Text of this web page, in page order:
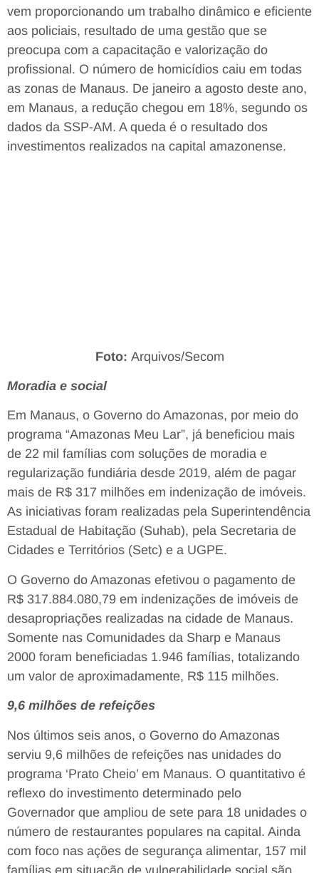
vem proporcionando um trabalho dinâmico e eficiente
aos policiais, resultado de uma gestão que se
preocupa com a capacitação e valorização do
profissional. O número de homicídios caiu em todas
as zonas de Manaus. De janeiro a agosto deste ano,
em Manaus, a redução chegou em 18%, segundo os
dados da SSP-AM. A queda é o resultado dos
investimentos realizados na capital amazonense.
Foto: Arquivos/Secom
Moradia e social
Em Manaus, o Governo do Amazonas, por meio do
programa “Amazonas Meu Lar”, já beneficiou mais
de 22 mil famílias com soluções de moradia e
regularização fundiária desde 2019, além de pagar
mais de R$ 317 milhões em indenização de imóveis.
As iniciativas foram realizadas pela Superintendência
Estadual de Habitação (Suhab), pela Secretaria de
Cidades e Territórios (Setc) e a UGPE.
O Governo do Amazonas efetivou o pagamento de
R$ 317.884.080,79 em indenizações de imóveis de
desapropriações realizadas na cidade de Manaus.
Somente nas Comunidades da Sharp e Manaus
2000 foram beneficiadas 1.946 famílias, totalizando
um valor de aproximadamente, R$ 115 milhões.
9,6 milhões de refeições
Nos últimos seis anos, o Governo do Amazonas
serviu 9,6 milhões de refeições nas unidades do
programa ‘Prato Cheio’ em Manaus. O quantitativo é
reflexo do investimento determinado pelo
Governador que ampliou de sete para 18 unidades o
número de restaurantes populares na capital. Ainda
com foco nas ações de segurança alimentar, 157 mil
famílias em situação de vulnerabilidade social são